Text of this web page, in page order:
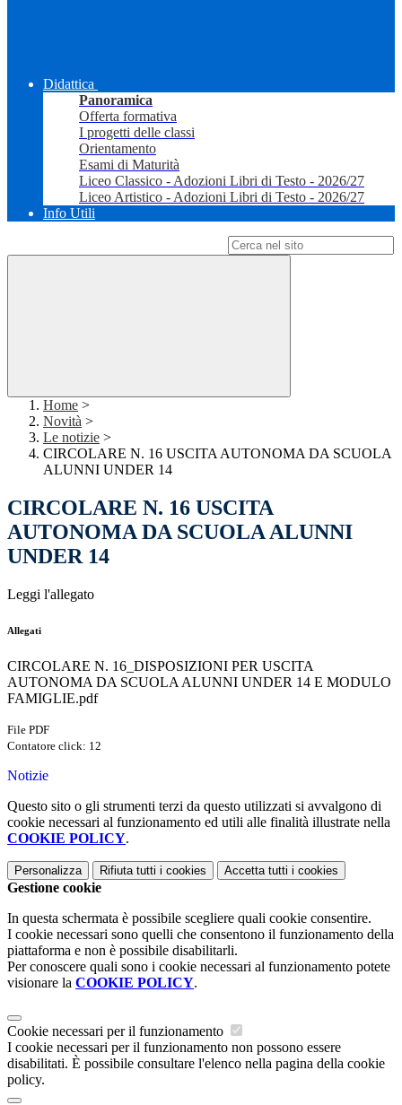
Didattica
Panoramica
Offerta formativa
I progetti delle classi
Orientamento
Esami di Maturità
Liceo Classico - Adozioni Libri di Testo - 2026/27
Liceo Artistico - Adozioni Libri di Testo - 2026/27
Info Utili
Home >
Novità >
Le notizie >
CIRCOLARE N. 16 USCITA AUTONOMA DA SCUOLA
ALUNNI UNDER 14
CIRCOLARE N. 16 USCITA
AUTONOMA DA SCUOLA ALUNNI
UNDER 14
Leggi l'allegato
Allegati
CIRCOLARE N. 16_DISPOSIZIONI PER USCITA
AUTONOMA DA SCUOLA ALUNNI UNDER 14 E MODULO
FAMIGLIE.pdf
File PDF
Contatore click: 12
Notizie
Questo sito o gli strumenti terzi da questo utilizzati si avvalgono di
cookie necessari al funzionamento ed utili alle finalità illustrate nella
COOKIE POLICY.
Personalizza Rifiuta tutti i cookies Accetta tutti i cookies
Gestione cookie
In questa schermata è possibile scegliere quali cookie consentire.
I cookie necessari sono quelli che consentono il funzionamento della
piattaforma e non è possibile disabilitarli.
Per conoscere quali sono i cookie necessari al funzionamento potete
visionare la COOKIE POLICY.
Cookie necessari per il funzionamento
I cookie necessari per il funzionamento non possono essere
disabilitati. È possibile consultare l'elenco nella pagina della cookie
policy.